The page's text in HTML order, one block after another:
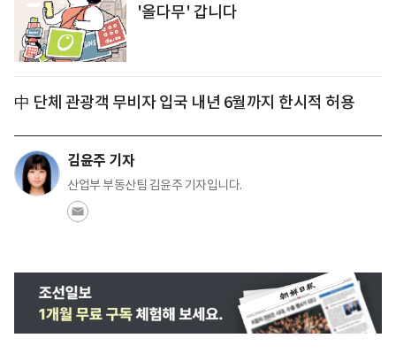
'올다무' 갑니다
中 단체 관광객 무비자 입국 내년 6월까지 한시적 허용
김윤주 기자
산업부 부동산팀 김윤주 기자입니다.